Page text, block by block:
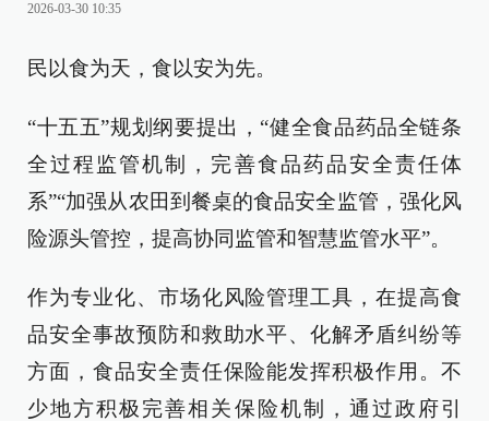
2026-03-30 10:35
民以食为天，食以安为先。
“十五五”规划纲要提出，“健全食品药品全链条
全过程监管机制，完善食品药品安全责任体
系”“加强从农田到餐桌的食品安全监管，强化风
险源头管控，提高协同监管和智慧监管水平”。
作为专业化、市场化风险管理工具，在提高食
品安全事故预防和救助水平、化解矛盾纠纷等
方面，食品安全责任保险能发挥积极作用。不
少地方积极完善相关保险机制，通过政府引